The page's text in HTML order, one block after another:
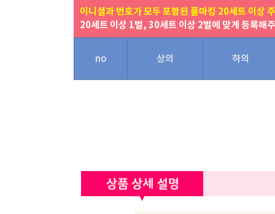
이니셜과 번호가 모두 포함된 풀마킹 20세트 이상
20세트 이상 1벌, 30세트 이상 2벌에 맞게 등록해
no 상의 하의